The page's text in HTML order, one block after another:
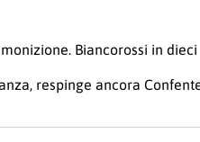
Biancorossi in dieci
respinge ancora